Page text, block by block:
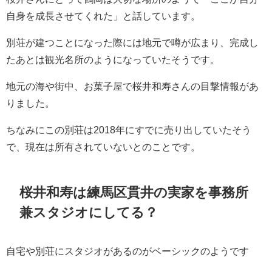
自身を成長させてくれた」
と話しています。
別荘が建つことになった際には地元で噂が広まり、完成し
たあとは観光名所のようになっていたそうです。
地元の海や街中、お菓子屋で桜井和寿さんの目撃情報があ
りました。
ちなみにこの別荘は2018年にすでに売り出していたそう
で、現在は所有されていないとのことです。
桜井和寿は練馬区貫井の実家を事務所
兼スタジオにしてる？
自宅や別荘にスタジオがあるのがベーシックのようです